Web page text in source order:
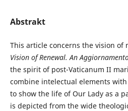
Abstrakt
This article concerns the vision of
Vision of Renewal. An
the spirit of post-Vaticanum II
combine intelectual elements
to show the life of Our Lady as a
is depicted from the wide